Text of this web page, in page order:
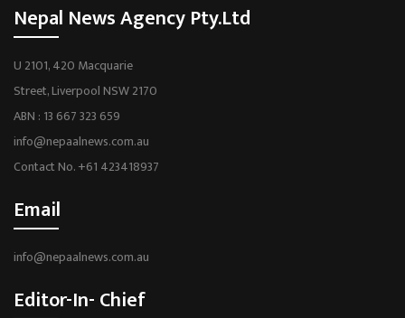
Nepal News Agency Pty.Ltd
U 2101, 420 Macquarie
Street, Liverpool NSW 2170
ABN : 13 667 323 659
info@nepaalnews.com.au
Contact No. +61 423418937
Email
info@nepaalnews.com.au
Editor-In- Chief